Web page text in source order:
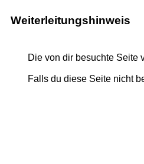
Weiterleitungshinweis
Die von dir besuchte Seite
Falls du diese Seite nicht